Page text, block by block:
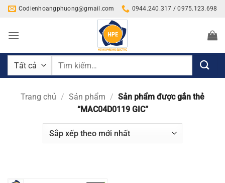
Bỏ
nội
Codienhoangphuong@gmail.com 0944.240.317 / 0975.123.698
Tìm
Trang chủ / Sản phẩm / Sản phẩm được gắn thẻ
“MAC04D0119 GIC”